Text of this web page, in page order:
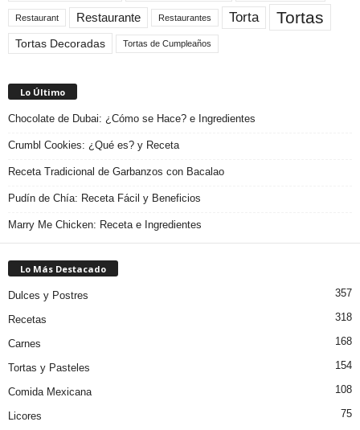
Restaurant Restaurante Restaurantes Torta Tortas
Tortas Decoradas Tortas de Cumpleaños
Lo Último
Chocolate de Dubai: ¿Cómo se Hace? e Ingredientes
Crumbl Cookies: ¿Qué es? y Receta
Receta Tradicional de Garbanzos con Bacalao
Pudín de Chía: Receta Fácil y Beneficios
Marry Me Chicken: Receta e Ingredientes
Lo Más Destacado
Dulces y Postres 357
Recetas 318
Carnes 168
Tortas y Pasteles 154
Comida Mexicana 108
Licores 75